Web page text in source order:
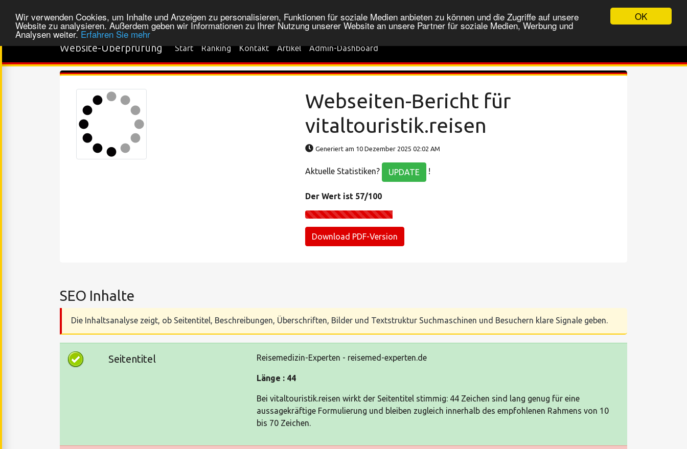
OK
Wir verwenden Cookies, um Inhalte und Anzeigen zu personalisieren, Funktionen für soziale Medien anbieten zu können und die Zugriffe auf unsere
Website zu analysieren. Außerdem geben wir Informationen zu Ihrer Nutzung unserer Website an unsere Partner für soziale Medien, Werbung und
Analysen weiter. Erfahren Sie mehr
Website-Überprüfung Start Ranking Kontakt Artikel Admin-Dashboard
Webseiten-Bericht für
vitaltouristik.reisen
Generiert am 10 Dezember 2025 02:02 AM
Aktuelle Statistiken? UPDATE !
Der Wert ist 57/100
Download PDF-Version
SEO Inhalte
Die Inhaltsanalyse zeigt, ob Seitentitel, Beschreibungen, Überschriften, Bilder und Textstruktur Suchmaschinen und Besuchern klare Signale geben.
Seitentitel Reisemedizin-Experten - reisemed-experten.de
Länge : 44
Bei vitaltouristik.reisen wirkt der Seitentitel stimmig: 44 Zeichen sind lang genug für eine
aussagekräftige Formulierung und bleiben zugleich innerhalb des empfohlenen Rahmens von 10
bis 70 Zeichen.